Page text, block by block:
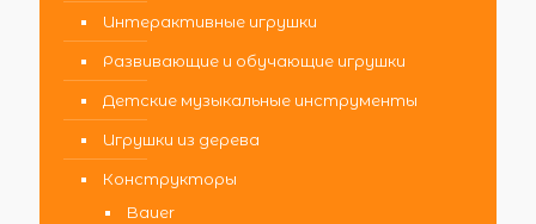
Интерактивные игрушки
Развивающие и обучающие игрушки
Детские музыкальные инструменты
Игрушки из дерева
Конструкторы
Bauer